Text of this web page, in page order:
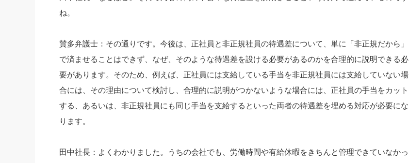
ね。
賛多弁護士：その通りです。今後は、正社員と非正規社員の待遇差について、単に「非正規だから」
で済ませることはできず、なぜ、そのような待遇差を設ける必要があるのかを合理的に説明できる必
要があります。そのため、例えば、正社員には支給している手当を非正規社員には支給していない場
合には、その理由について検討し、合理的に説明がつかないような場合には、正社員の手当をカット
する、あるいは、非正規社員にも同じ手当を支給するといった両者の待遇差を埋める対応が必要にな
ります。
田中社長：よくわかりました。うちの会社でも、労働時間や有給休暇をきちんと管理できていなかっ